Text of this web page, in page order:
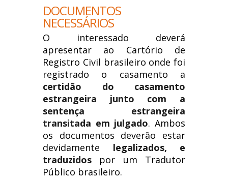
DOCUMENTOS
NECESSÁRIOS
O interessado deverá
apresentar ao Cartório de
Registro Civil brasileiro onde foi
registrado o casamento a
certidão do casamento
estrangeira junto com a
sentença estrangeira
transitada em julgado. Ambos
os documentos deverão estar
devidamente legalizados, e
traduzidos por um Tradutor
Público brasileiro.